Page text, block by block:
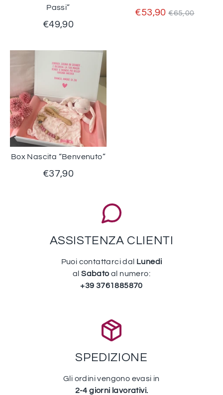
Passi”
€49,90
€53,90 Prezzo
€65,00
Box Nascita “Benvenuto”
€37,90
ASSISTENZA CLIENTI
Puoi contattarci dal Lunedi
alSabatoal numero:
+39 3761885870
SPEDIZIONE
Gli ordini vengono evasi in
2-4 giorni lavorativi.